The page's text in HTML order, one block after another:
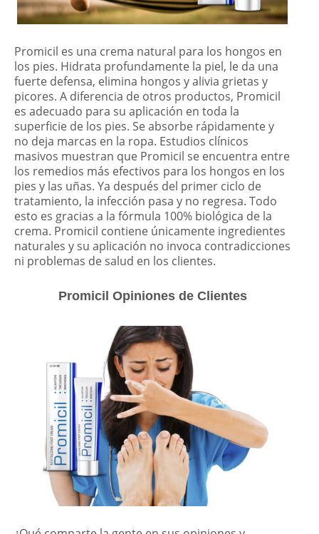
Promicil es una crema natural para los hongos en
los pies. Hidrata profundamente la piel, le da una
fuerte defensa, elimina hongos y alivia grietas y
picores. A diferencia de otros productos, Promicil
es adecuado para su aplicación en toda la
superficie de los pies. Se absorbe rápidamente y
no deja marcas en la ropa. Estudios clínicos
masivos muestran que Promicil se encuentra entre
los remedios más efectivos para los hongos en los
pies y las uñas. Ya después del primer ciclo de
tratamiento, la infección pasa y no regresa. Todo
esto es gracias a la fórmula 100% biológica de la
crema. Promicil contiene únicamente ingredientes
naturales y su aplicación no invoca contradicciones
ni problemas de salud en los clientes.
Promicil Opiniones de Clientes